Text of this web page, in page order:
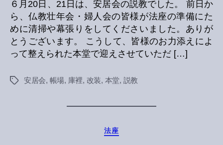
６月20日、21日は、安居会の説教でした。 前日か
ら、仏教壮年会・婦人会の皆様が法座の準備にた
めに清掃や幕張りをしてくださいました。ありが
とうございます。 こうして、皆様のお力添えによ
って整えられた本堂で迎えさせていただ […]
Tags安居会, 帳場, 庫裡, 改装, 本堂, 説教
Categories
法座